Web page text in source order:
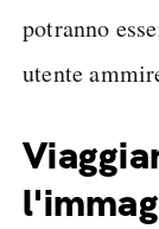
potranno
utente